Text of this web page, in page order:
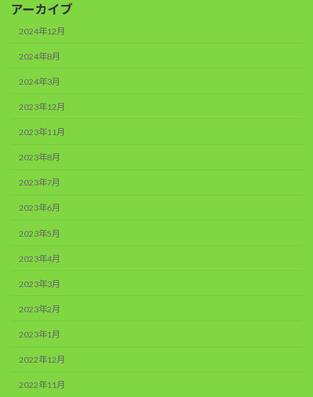
アーカイブ
2024年12月
2024年8月
2024年3月
2023年12月
2023年11月
2023年8月
2023年7月
2023年6月
2023年5月
2023年4月
2023年3月
2023年2月
2023年1月
2022年12月
2022年11月